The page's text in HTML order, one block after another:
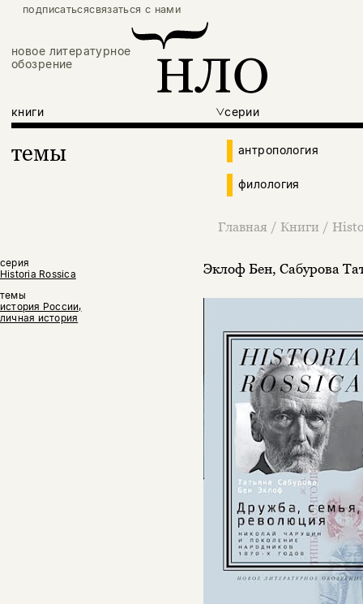
подписатьсясвязаться с нами
новое литературное
обозрение
книги серии
темы антропология
филология
Главная / Книги /
серия
Historia Rossica
темы
история России,
личная история
Эклоф Бен, Сабурова